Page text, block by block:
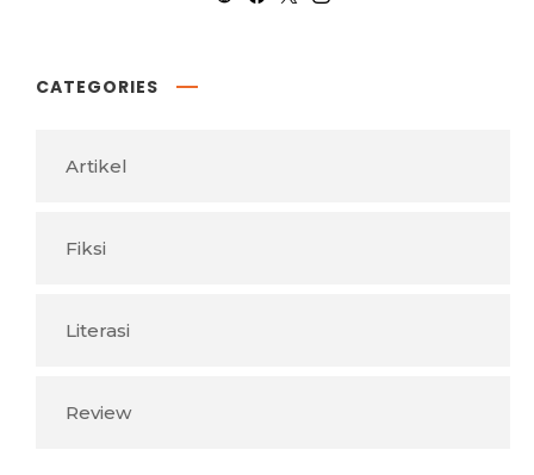
CATEGORIES
Artikel
Fiksi
Literasi
Review